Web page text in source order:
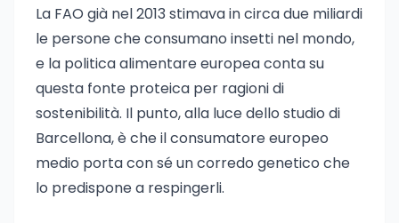
La FAO già nel 2013 stimava in circa due miliardi
le persone che consumano insetti nel mondo,
e la politica alimentare europea conta su
questa fonte proteica per ragioni di
sostenibilità. Il punto, alla luce dello studio di
Barcellona, è che il consumatore europeo
medio porta con sé un corredo genetico che
lo predispone a respingerli.